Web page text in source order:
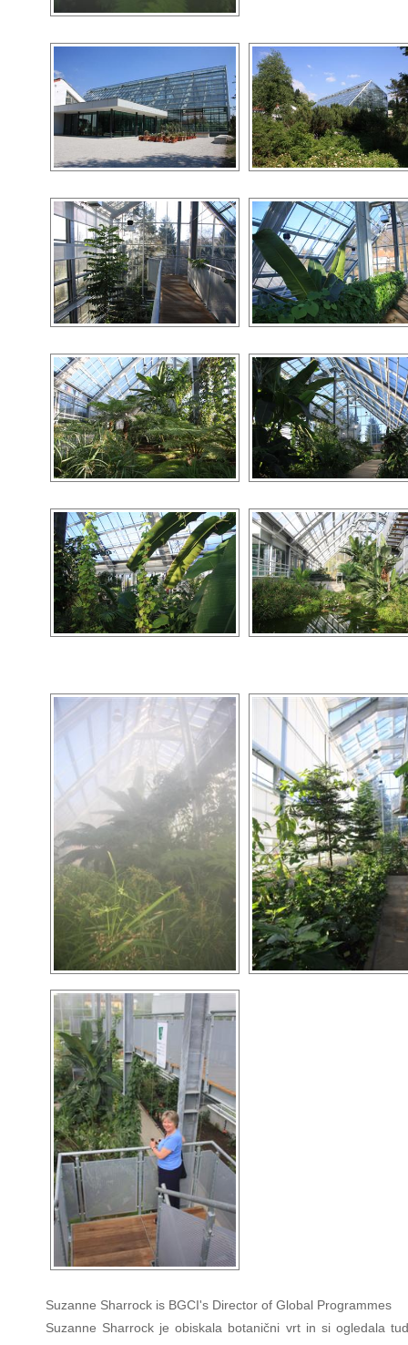
Suzanne Sharrock is BGCI's Director of Global Programmes
Suzanne Sharrock je obiskala botanični vrt in si ogledala